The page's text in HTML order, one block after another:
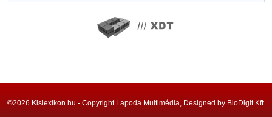
©2026 Kislexikon.hu - Copyright Lapoda Multimédia, Designed by BioDigit Kft.